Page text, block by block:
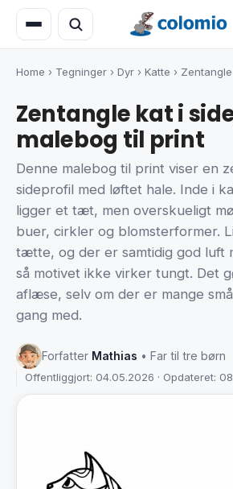
Home › Tegninger › Dyr › Katte ›
Zentangle kat i
malebog til print
Denne malebog til print viser en
sideprofil med løftet hale. Inde i
ligger et tæt, men overskueligt
buer, cirkler og blomsterformer.
tætte, og der er samtidig god luft
så motivet ikke virker tungt. Det
aflæse, selv om der er mange
gang med.
Forfatter Mathias • Far til tre børn
Offentliggjort: 04.05.2026 · Opdateret: